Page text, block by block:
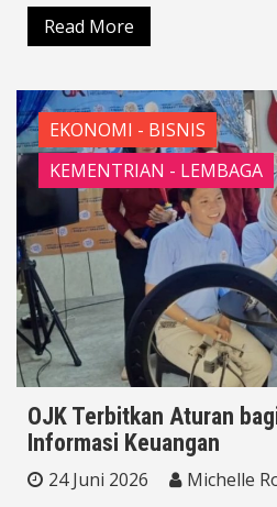
Read More
EKONOMI - BISNIS
KEMENTRIAN - LEMBAGA
OJK Terbitkan Aturan
Informasi Keuangan
24 Juni 2026 Michelle